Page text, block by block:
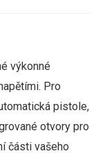
výkonné
Pro
pistole,
otvory pro
části vašeho